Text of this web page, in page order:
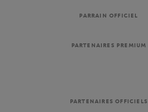
PARRAIN OFFICIEL
PARTENAIRES PREMIUM
PARTENAIRES OFFICIELS